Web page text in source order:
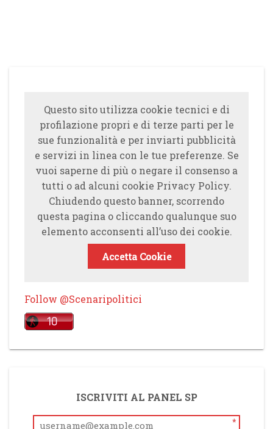
Questo sito utilizza cookie tecnici e di
profilazione propri e di terze parti per le
sue funzionalità e per inviarti pubblicità
e servizi in linea con le tue preferenze. Se
vuoi saperne di più o negare il consenso a
tutti o ad alcuni cookie Privacy Policy.
Chiudendo questo banner, scorrendo
questa pagina o cliccando qualunque suo
elemento acconsenti all’uso dei cookie.
Accetta Cookie
Follow @Scenaripolitici
ISCRIVITI AL PANEL SP
*